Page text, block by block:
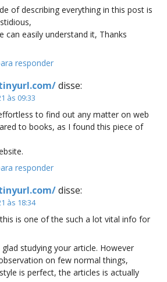
of describing everything in this post is
can easily understand it, Thanks
responder
disse:
às 09:33
to find out any matter on web
to books, as I found this piece of
responder
disse:
às 18:34
is one of the such a lot vital info for
studying your article. However
on few normal things,
is perfect, the articles is actually